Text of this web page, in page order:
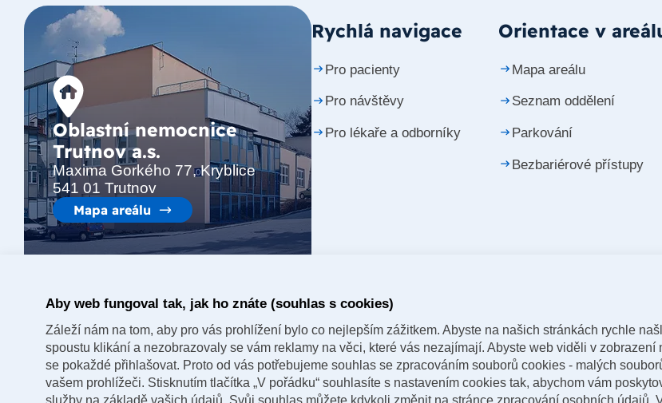
Oblastní nemocnice
Trutnov a.s.
Maxima Gorkého 77, Kryblice
541 01 Trutnov
Mapa areálu
Rychlá navigace
Pro pacienty
Pro návštěvy
Pro lékaře a odborníky
Orientace v
Mapa areálu
Seznam oddělení
Parkování
Bezbariérové přístupy
Aby web fungoval tak, jak ho znáte (souhlas s cookies)
Záleží nám na tom, aby pro vás prohlížení bylo co nejlepším zážitkem. Abyste na našich stránkách rychle
spoustu klikání a nezobrazovaly se vám reklamy na věci, které vás nezajímají. Abyste web viděli v zobrazení
se pokaždé přihlašovat. Proto od vás potřebujeme souhlas se zpracováním souborů cookies - malých
vašem prohlížeči. Stisknutím tlačítka „V pořádku“ souhlasíte s nastavením cookies tak, abychom vám
služby na základě vašich údajů. Svůj souhlas můžete kdykoli změnit na stránce zpracování osobních údajů.